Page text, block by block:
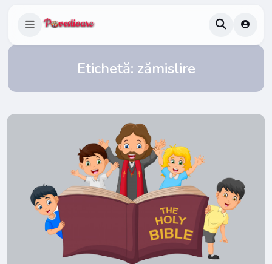
Etichetă: zămislire